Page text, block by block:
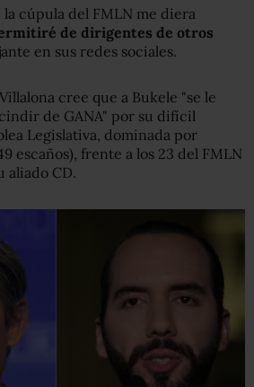
cúpula del FMLN me diera
de dirigentes de otros
en sus redes sociales.
cree que a Bukele "se le
de GANA" por su difícil
Legislativa, dominada por
escaños), frente a los 23 del FMLN
aliado CD.